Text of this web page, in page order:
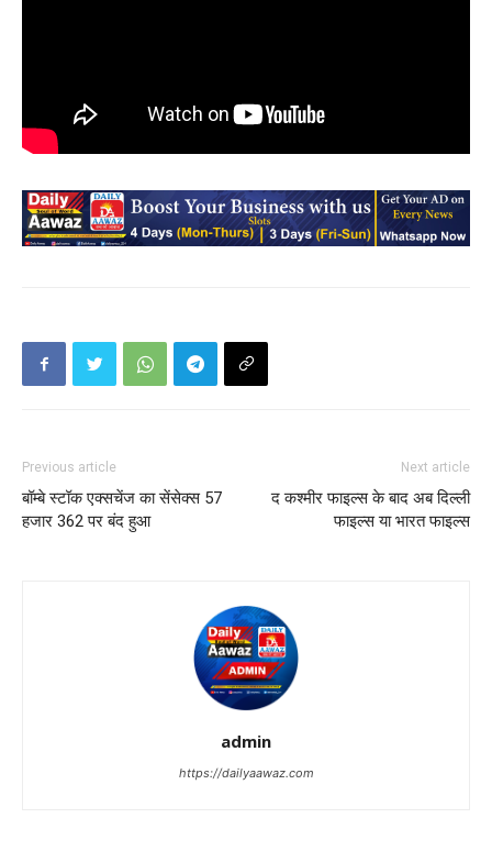
Previous article
बॉम्बे स्टॉक एक्सचेंज का सेंसेक्स 57
हजार 362 पर बंद हुआ
Next article
द कश्मीर फाइल्स के बाद अब दिल्ली
फाइल्स या भारत फाइल्स
admin
https://dailyaawaz.com